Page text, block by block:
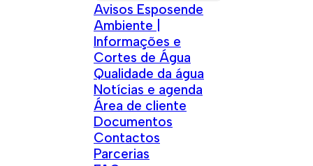
Avisos Esposende
Ambiente |
Informações e
Cortes de Água
Qualidade da água
Notícias e agenda
Área de cliente
Documentos
Contactos
Parcerias